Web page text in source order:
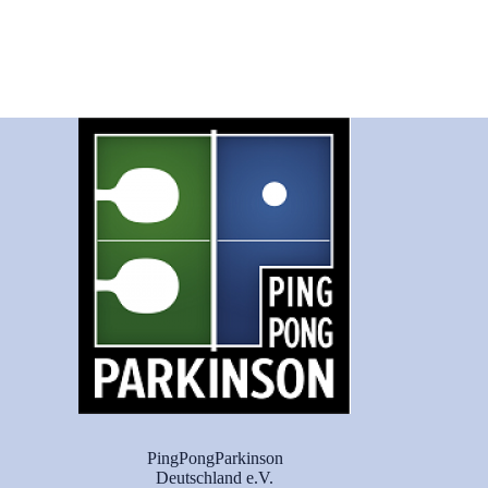
PingPongParkinson
Deutschland e.V.